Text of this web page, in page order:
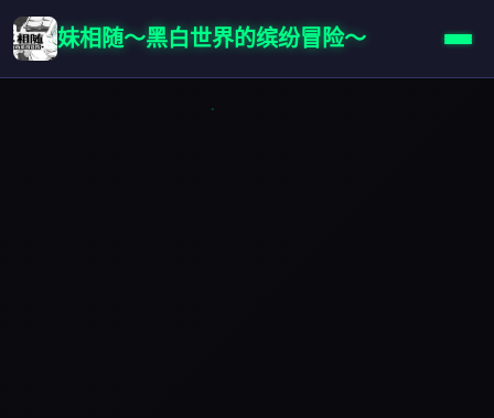
妹相随～黑白世界的缤纷冒险～